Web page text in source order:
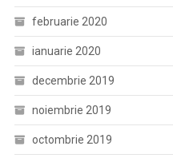
februarie 2020
ianuarie 2020
decembrie 2019
noiembrie 2019
octombrie 2019